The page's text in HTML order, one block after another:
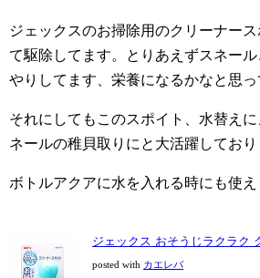
ジェックスのお掃除用のクリーナー
て駆除してます。とりあえずスネー
やりしてます、栄養になるかなと思っ
それにしてもこのスポイト、水替え
ネールの稚貝取りにと大活躍しており
ボトルアクアに水を入れる時にも使え
ジェックス おそうじラクラク
posted with カエレバ